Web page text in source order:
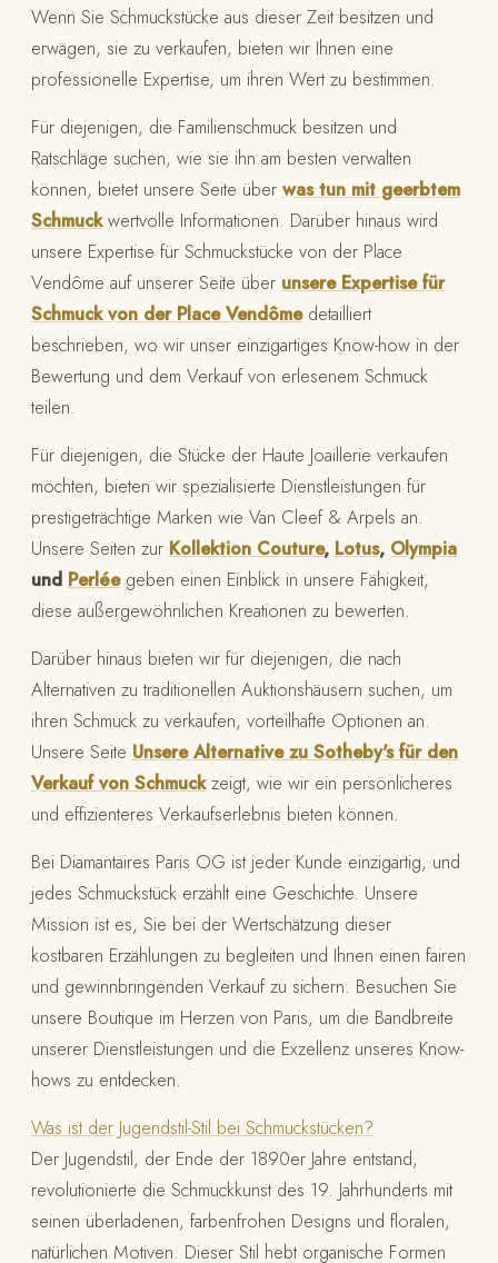
Wenn Sie Schmuckstücke aus dieser Zeit besitzen und
erwägen, sie zu verkaufen, bieten wir Ihnen eine
professionelle Expertise, um ihren Wert zu bestimmen.
Für diejenigen, die Familienschmuck besitzen und
Ratschläge suchen, wie sie ihn am besten verwalten
können, bietet unsere Seite über was tun mit geerbtem
Schmuckwertvolle Informationen. Darüber hinaus wird
unsere Expertise für Schmuckstücke von der Place
Vendôme auf unserer Seite über unsere Expertise für
Schmuck von der Place Vendômedetailliert
beschrieben, wo wir unser einzigartiges Know-how in der
Bewertung und dem Verkauf von erlesenem Schmuck
teilen.
Für diejenigen, die Stücke der Haute Joaillerie verkaufen
möchten, bieten wir spezialisierte Dienstleistungen für
prestigeträchtige Marken wie Van Cleef & Arpels an.
Unsere Seiten zur Kollektion Couture, Lotus, Olympia
und Perléegeben einen Einblick in unsere Fähigkeit,
diese außergewöhnlichen Kreationen zu bewerten.
Darüber hinaus bieten wir für diejenigen, die nach
Alternativen zu traditionellen Auktionshäusern suchen, um
ihren Schmuck zu verkaufen, vorteilhafte Optionen an.
Unsere Seite Unsere Alternative zu Sotheby's für den
Verkauf von Schmuckzeigt, wie wir ein persönlicheres
und effizienteres Verkaufserlebnis bieten können.
Bei Diamantaires Paris OG ist jeder Kunde einzigartig, und
jedes Schmuckstück erzählt eine Geschichte. Unsere
Mission ist es, Sie bei der Wertschätzung dieser
kostbaren Erzählungen zu begleiten und Ihnen einen fairen
und gewinnbringenden Verkauf zu sichern. Besuchen Sie
unsere Boutique im Herzen von Paris, um die Bandbreite
unserer Dienstleistungen und die Exzellenz unseres Know-
hows zu entdecken.
Was ist der Jugendstil-Stil bei Schmuckstücken?
Der Jugendstil, der Ende der 1890er Jahre entstand,
revolutionierte die Schmuckkunst des 19. Jahrhunderts mit
seinen überladenen, farbenfrohen Designs und floralen,
natürlichen Motiven. Dieser Stil hebt organische Formen